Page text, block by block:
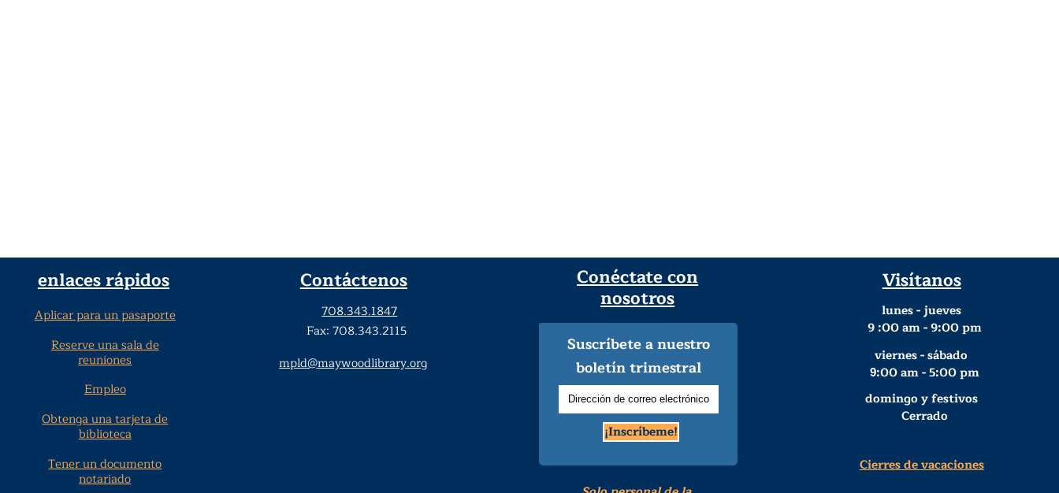
enlaces rápidos
Aplicar para un pasaporte
Reserve una sala de
reuniones
Empleo
Obtenga una tarjeta de
biblioteca
Tener un documento
notariado
Contáctenos
708.343.1847
Fax: 708.343.2115
mpld@maywoodlibrary.org
Conéctate con
nosotros
Suscríbete a nuestro
boletín trimestral
¡Inscríbeme!
Visítanos
lunes - jueves
9 :00 am - 9:00 pm
viernes - sábado
9:00 am - 5:00 pm
domingo y festivos
Cerrado
Cierres de vacaciones